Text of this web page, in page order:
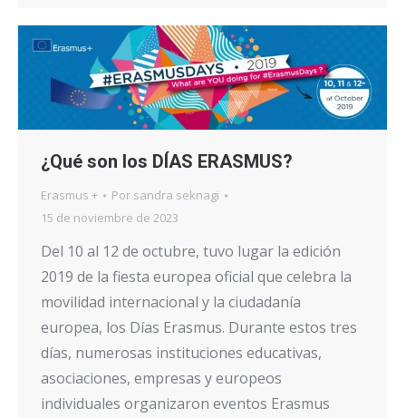
¿Qué son los DÍAS ERASMUS?
Erasmus + Por sandra seknagi
15 de noviembre de 2023
Del 10 al 12 de octubre, tuvo lugar la edición
2019 de la fiesta europea oficial que celebra la
movilidad internacional y la ciudadanía
europea, los Días Erasmus. Durante estos tres
días, numerosas instituciones educativas,
asociaciones, empresas y europeos
individuales organizaron eventos Erasmus